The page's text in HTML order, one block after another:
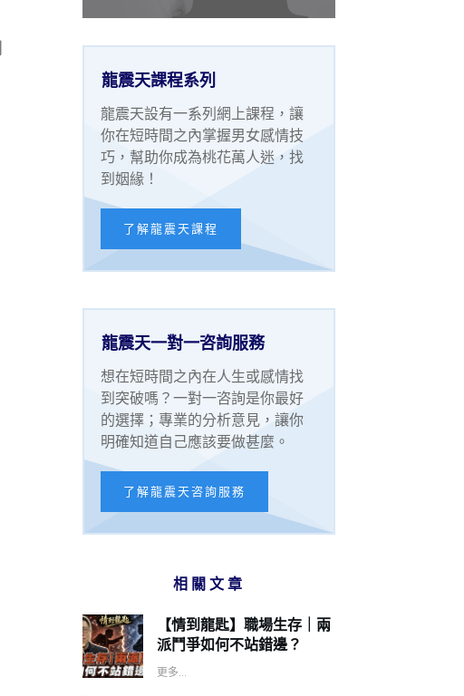
龍震天課程系列
龍震天設有一系列網上課程，讓
你在短時間之內掌握男女感情技
巧，幫助你成為桃花萬人迷，找
到姻緣！
了解龍震天課程
龍震天一對一咨詢服務
想在短時間之內在人生或感情找
到突破嗎？一對一咨詢是你最好
的選擇；專業的分析意見，讓你
明確知道自己應該要做甚麼。
了解龍震天咨詢服務
相關文章
【情到龍匙】職場生存｜兩
派鬥爭如何不站錯邊？
更多...